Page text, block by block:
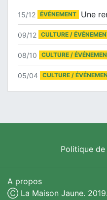
15/12 ÉVÉNEMENT
09/12 CULTURE /
08/10 CULTURE /
05/04 CULTURE /
Politique
A propos
Ⓒ La Maison Jaune. 2019.